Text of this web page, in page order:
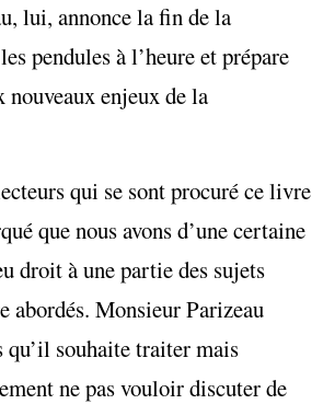
lui, annonce la fin de la
pendules à l’heure et prépare
nouveaux enjeux de la
qui se sont procuré ce livre
que nous avons d’une certaine
droit à une partie des sujets
abordés. Monsieur Parizeau
souhaite traiter mais
ne pas vouloir discuter de